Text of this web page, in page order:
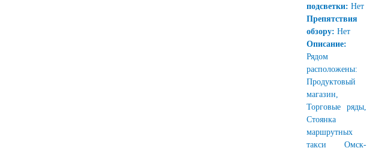
подсветки: Нет
Препятствия
обзору: Нет
Описание:
Рядом
расположены:
Продуктовый
магазин,
Торговые ряды,
Стоянка
маршрутных
такси Омск-